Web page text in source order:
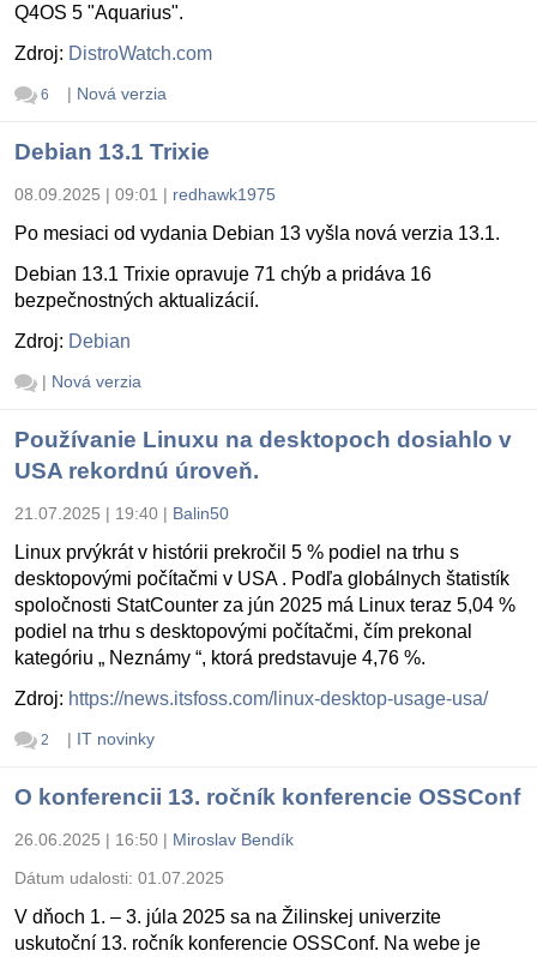
Q4OS 5 "Aquarius".
Zdroj: DistroWatch.com
6 | Nová verzia
Debian 13.1 Trixie
08.09.2025 | 09:01 | redhawk1975
Po mesiaci od vydania Debian 13 vyšla nová verzia 13.1.
Debian 13.1 Trixie opravuje 71 chýb a pridáva 16
bezpečnostných aktualizácií.
Zdroj: Debian
| Nová verzia
Používanie Linuxu na desktopoch dosiahlo v
USA rekordnú úroveň.
21.07.2025 | 19:40 | Balin50
Linux prvýkrát v histórii prekročil 5 % podiel na trhu s
desktopovými počítačmi v USA . Podľa globálnych štatistík
spoločnosti StatCounter za jún 2025 má Linux teraz 5,04 %
podiel na trhu s desktopovými počítačmi, čím prekonal
kategóriu „ Neznámy “, ktorá predstavuje 4,76 %.
Zdroj: https://news.itsfoss.com/linux-desktop-usage-usa/
2 | IT novinky
O konferencii 13. ročník konferencie OSSConf
26.06.2025 | 16:50 | Miroslav Bendík
Dátum udalosti: 01.07.2025
V dňoch 1. – 3. júla 2025 sa na Žilinskej univerzite
uskutoční 13. ročník konferencie OSSConf. Na webe je